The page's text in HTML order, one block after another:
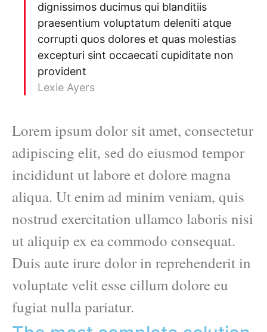
dignissimos ducimus qui blanditiis
praesentium voluptatum deleniti atque
corrupti quos dolores et quas molestias
excepturi sint occaecati cupiditate non
provident
Lexie Ayers
Lorem ipsum dolor sit amet, consectetur
adipiscing elit, sed do eiusmod tempor
incididunt ut labore et dolore magna
aliqua. Ut enim ad minim veniam, quis
nostrud exercitation ullamco laboris nisi
ut aliquip ex ea commodo consequat.
Duis aute irure dolor in reprehenderit in
voluptate velit esse cillum dolore eu
fugiat nulla pariatur.